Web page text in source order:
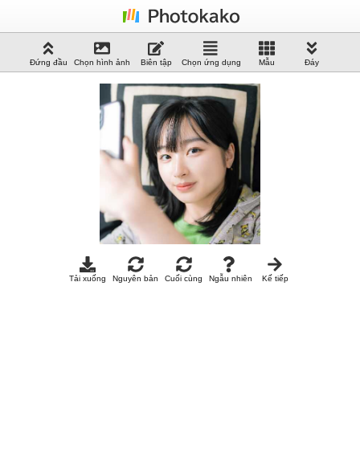
Đứng đầu Chọn hình ảnh Biên tập Chọn ứng dụng Mẫu Đáy
Tải xuống Nguyên bản Cuối cùng Ngẫu nhiên Kế tiếp